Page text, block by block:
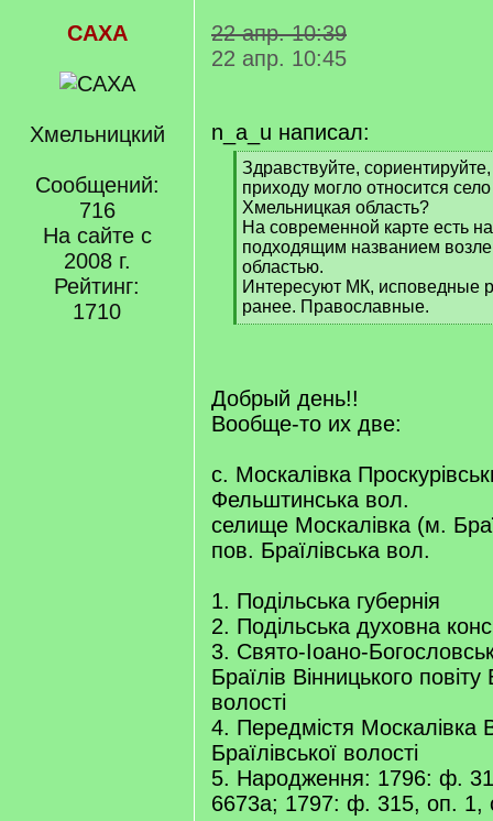
САХА
Хмельницкий
Сообщений:
716
На сайте с
2008 г.
Рейтинг:
1710
22 апр. 10:39
22 апр. 10:45
n_a_u написал:
[
q
]
Здравствуйте,
приходу могло относится
Хмельницкая область?
На современной карте есть
подходящим названием
областью.
Интересуют МК, исповедные
ранее. Православные.
[
]
Добрый день!!
Вообще-то их две:
с. Москалівка
Фельштинська вол.
селище Москалівка (м.
пов. Браїлівська вол.
1. Подільська губернія
2. Подільська духовна
3. Свято-Іоано-
Браїлів Вінницького повіту
волості
4. Передмістя Москалівка
Браїлівської волості
5. Народження: 1796: ф.
6673а; 1797: ф. 315, оп. 1,